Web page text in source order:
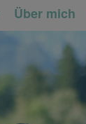
Über mich